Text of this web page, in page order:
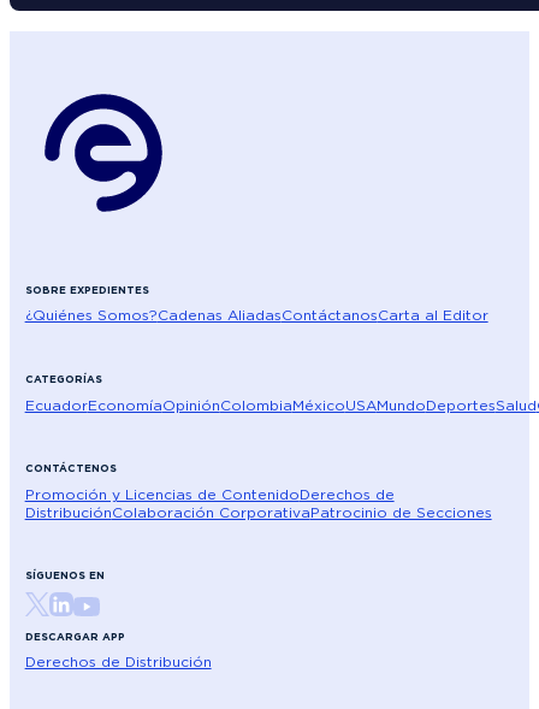
SOBRE EXPEDIENTES
¿Quiénes Somos?Cadenas AliadasContáctanosCarta al Editor
CATEGORÍAS
EcuadorEconomíaOpiniónColombiaMéxicoUSAMundoDeportesSalud
CONTÁCTENOS
Promoción y Licencias de ContenidoDerechos de
DistribuciónColaboración CorporativaPatrocinio de Secciones
SÍGUENOS EN
DESCARGAR APP
Derechos de Distribución